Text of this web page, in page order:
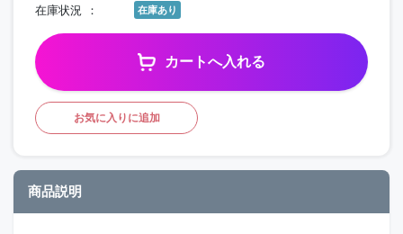
在庫状況 在庫あり
カートへ入れる
お気に入りに追加
商品説明